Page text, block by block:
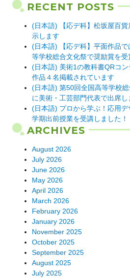
RECENT POSTS
(日本語) 【応デ科】松坂屋百
示します
(日本語) 【応デ科】平面作品
等学校総合文化祭で奨励賞を受
(日本語) 美術1の教科書QRコ
作品４名掲載されています
(日本語) 第50回全国高等学校
に美術・工芸部門代表で出席し
(日本語) プロから学ぶ！応用
学期出前授業を受講しました！
ARCHIVES
August 2026
July 2026
June 2026
May 2026
April 2026
March 2026
February 2026
January 2026
November 2025
October 2025
September 2025
August 2025
July 2025